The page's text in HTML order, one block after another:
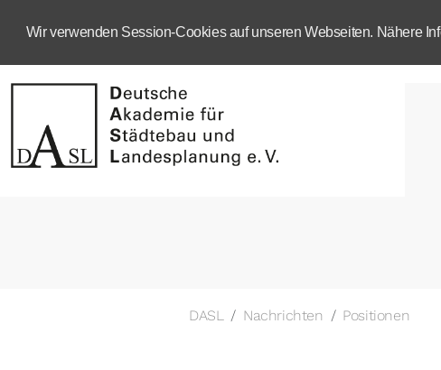
Wir verwenden Session-Cookies auf unseren Webseiten. Nähere
DASL Nachrichten Positionen